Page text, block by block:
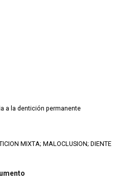
a la dentición permanente
MIXTA; MALOCLUSION; DIENTE